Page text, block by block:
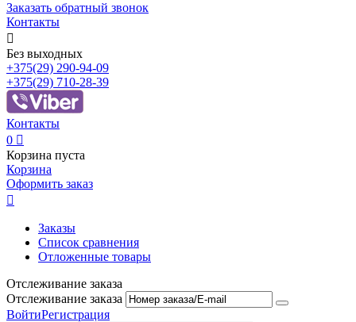
Заказать обратный звонок
Контакты

Без выходных
+375(29) 290-94-09
+375(29) 710-28-39
Контакты
0 
Корзина пуста
Корзина
Оформить заказ

Заказы
Список сравнения
Отложенные товары
Отслеживание заказа
Отслеживание заказа
ВойтиРегистрация